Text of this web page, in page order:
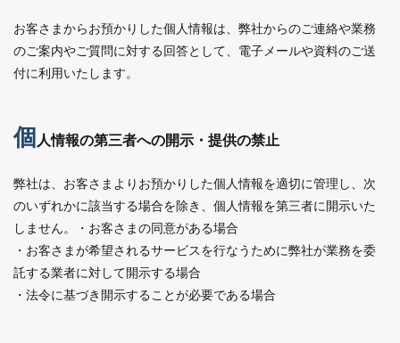
お客さまからお預かりした個人情報は、弊社からのご連絡や業務
のご案内やご質問に対する回答として、電子メールや資料のご送
付に利用いたします。
個 人情報の第三者への開示・提供の禁止
弊社は、お客さまよりお預かりした個人情報を適切に管理し、次
のいずれかに該当する場合を除き、個人情報を第三者に開示いた
しません。・お客さまの同意がある場合
・お客さまが希望されるサービスを行なうために弊社が業務を委
託する業者に対して開示する場合
・法令に基づき開示することが必要である場合